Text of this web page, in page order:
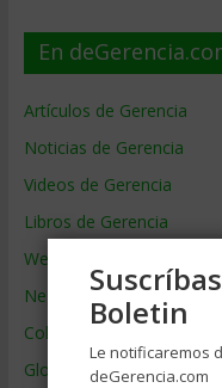
En
Artículos de Gerencia
Noticias de Gerencia
Videos de Gerencia
Libros de Gerencia
Webs de Gerencia
Negocios por País
Colaboradores de
Glosario
Boletin
Le notificaremos
deGerencia.com